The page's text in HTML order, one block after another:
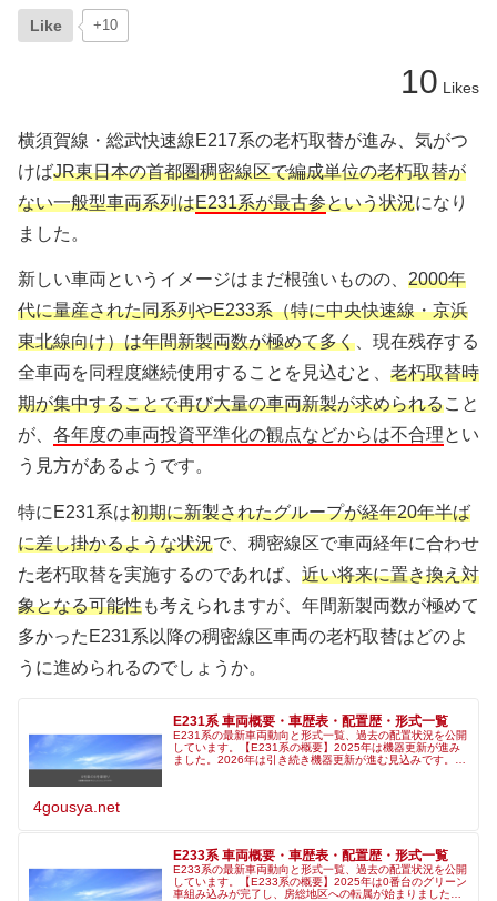
Like +10
10 Likes
横須賀線・総武快速線E217系の老朽取替が進み、気がつ
けばJR東日本の首都圏稠密線区で編成単位の老朽取替が
ない一般型車両系列はE231系が最古参という状況になり
ました。
新しい車両というイメージはまだ根強いものの、 2000年
代に量産された同系列やE233系（特に中央快速線・京浜
東北線向け）は年間新製両数が極めて多く 、現在残存する
全車両を同程度継続使用することを見込むと、 老朽取替時
期が集中することで再び大量の車両新製が求められること
が、 各年度の車両投資平準化の観点などからは不合理とい
う見方があるようです。
特にE231系は初期に新製されたグループが経年20年半ば
に差し掛かるような状況で、稠密線区で車両経年に合わせ
た老朽取替を実施するのであれば、 近い将来に置き換え対
象となる可能性も考えられますが、年間新製両数が極めて
多かったE231系以降の稠密線区車両の老朽取替はどのよ
うに進められるのでしょうか。
E231系 車両概要・車歴表・配置歴・形式一覧
E231系の最新車両動向と形式一覧、過去の配置状況を公開
しています。【E231系の概要】2025年は機器更新が進み
ました。2026年は引き続き機器更新が進む見込みです。
4gousya.net
E233系 車両概要・車歴表・配置歴・形式一覧
E233系の最新車両動向と形式一覧、過去の配置状況を公開
しています。【E233系の概要】2025年は0番台のグリーン
車組み込みが完了し、房総地区への転属が始まりました。